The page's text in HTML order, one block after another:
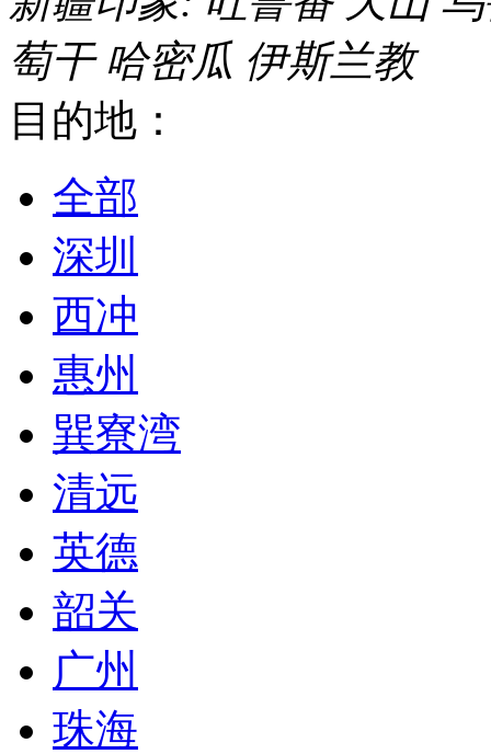
萄干 哈密瓜 伊斯兰教
目的地：
全部
深圳
西冲
惠州
巽寮湾
清远
英德
韶关
广州
珠海